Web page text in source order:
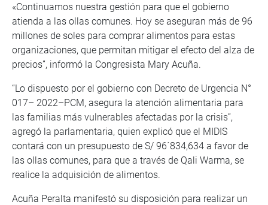
«Continuamos nuestra gestión para que el gobierno
atienda a las ollas comunes. Hoy se aseguran más de 96
millones de soles para comprar alimentos para estas
organizaciones, que permitan mitigar el efecto del alza de
precios”, informó la Congresista Mary Acuña.
“Lo dispuesto por el gobierno con Decreto de Urgencia N°
017– 2022–PCM, asegura la atención alimentaria para
las familias más vulnerables afectadas por la crisis”,
agregó la parlamentaria, quien explicó que el MIDIS
contará con un presupuesto de S/ 96´834,634 a favor de
las ollas comunes, para que a través de Qali Warma, se
realice la adquisición de alimentos.
Acuña Peralta manifestó su disposición para realizar un